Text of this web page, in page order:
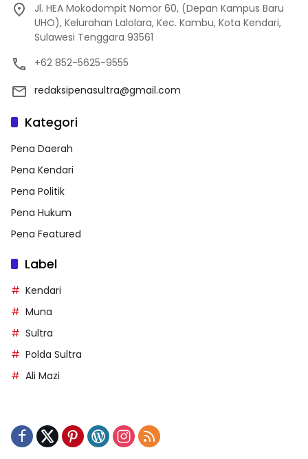
Jl. HEA Mokodompit Nomor 60, (Depan Kampus Baru
UHO), Kelurahan Lalolara, Kec. Kambu, Kota Kendari,
Sulawesi Tenggara 93561
+62 852-5625-9555
redaksipenasultra@gmail.com
Kategori
Pena Daerah
Pena Kendari
Pena Politik
Pena Hukum
Pena Featured
Label
Kendari
Muna
Sultra
Polda Sultra
Ali Mazi